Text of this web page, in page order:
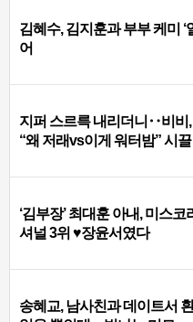
김혜수, 김지훈과 부부 케미 ‘
어
지퍼 스르륵 내리더니‥비비
“왜 저래vs이게 워터밤” 시끌
‘김부장’ 최대훈 아내, 미스
셔널 3위 ♥장윤서였다
송혜교, 남사친과 데이트서